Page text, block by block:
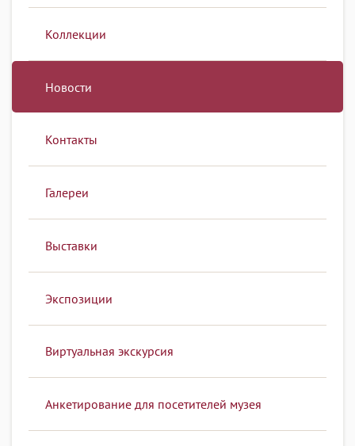
Коллекции
Новости
Контакты
Галереи
Выставки
Экспозиции
Виртуальная экскурсия
Анкетирование для посетителей музея